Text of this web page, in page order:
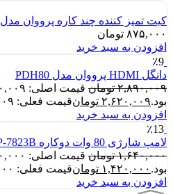
کیت تمیز کننده چند کاره پرووان مدل PGC502
۸۷۵,۰۰۰ تومان
افزودن به سبد خرید
٪9
دانگل HDMI پرووان مدل PDH80
۲,۸۹۰,۰۰۹ تومان
بود.۲,۶۲۰,۰۰۹ تومانقیمت فعلی: ۲,۶۲۰,۰۰۹ تومان.
افزودن به سبد خرید
٪13
لامپ شارژی 80 وات دوکاره DP-7823B
۱,۶۴۰,۰۰۰ تومان
بود. ۱,۴۲۰,۰۰۰ تومانقیمت فعلی: ۱,۴۲۰,۰۰۰ تومان.
افزودن به سبد خرید